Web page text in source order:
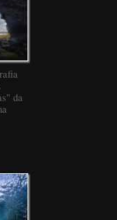
da